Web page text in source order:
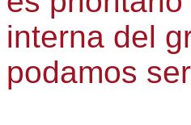
interna del
podamos